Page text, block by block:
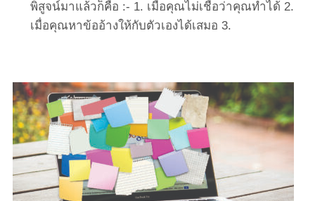
พิสูจน์มาแล้วก็คือ :- 1. เมื่อคุณไม่เชื่อว่าคุณทำได้ 2.
เมื่อคุณหาข้ออ้างให้กับตัวเองได้เสมอ 3.